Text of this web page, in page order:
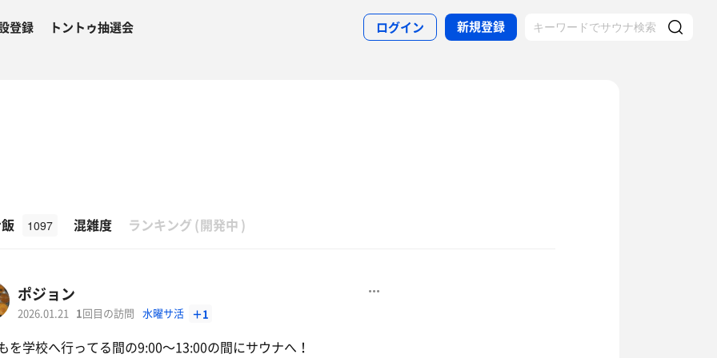
登録 トントゥ抽選会 ログイン 新規登録
1097 混雑度 ランキング (開発中 )
ポジョン
2026.01.21 1 回目の訪問 水曜サ活 ＋1
を学校へ行ってる間の9:00〜13:00の間にサウナへ！